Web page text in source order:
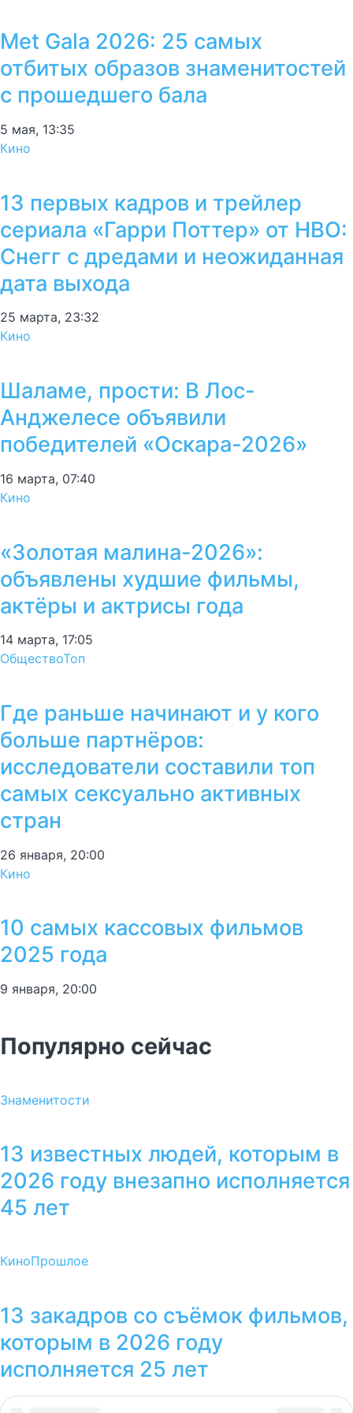
Met Gala 2026: 25 самых
отбитых образов знаменитостей
с прошедшего бала
5 мая, 13:35
Кино
13 первых кадров и трейлер
сериала «Гарри Поттер» от HBO:
Снегг с дредами и неожиданная
дата выхода
25 марта, 23:32
Кино
Шаламе, прости: В Лос-
Анджелесе объявили
победителей «Оскара-2026»
16 марта, 07:40
Кино
«Золотая малина-2026»:
объявлены худшие фильмы,
актёры и актрисы года
14 марта, 17:05
ОбществоТоп
Где раньше начинают и у кого
больше партнёров:
исследователи составили топ
самых сексуально активных
стран
26 января, 20:00
Кино
10 самых кассовых фильмов
2025 года
9 января, 20:00
Популярно сейчас
Знаменитости
13 известных людей, которым в
2026 году внезапно исполняется
45 лет
КиноПрошлое
13 закадров со съёмок фильмов,
которым в 2026 году
исполняется 25 лет